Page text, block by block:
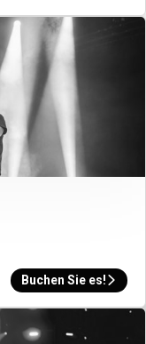
Buchen Sie es!